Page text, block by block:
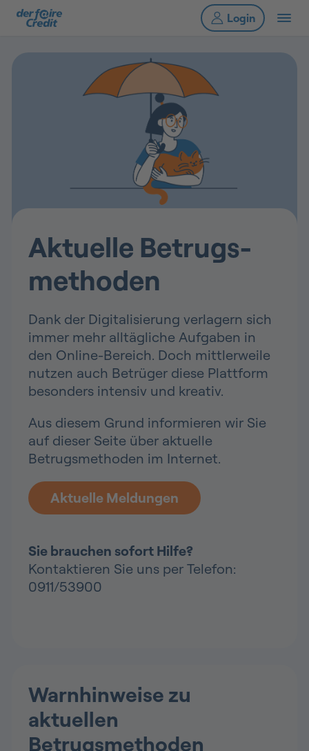
Aktuelle Betrugs­
methoden
Dank der Digitalisierung verlagern sich
immer mehr alltägliche Aufgaben in
den Online-Bereich. Doch mittlerweile
nutzen auch Betrüger diese Plattform
besonders intensiv und kreativ.
Aus diesem Grund informieren wir Sie
auf dieser Seite über aktuelle
Betrugsmethoden im Internet.
Aktuelle Meldungen
Sie brauchen sofort Hilfe?
Kontaktieren Sie uns per Telefon:
0911/53900
Warnhinweise zu
aktuellen
Betrugsmethoden